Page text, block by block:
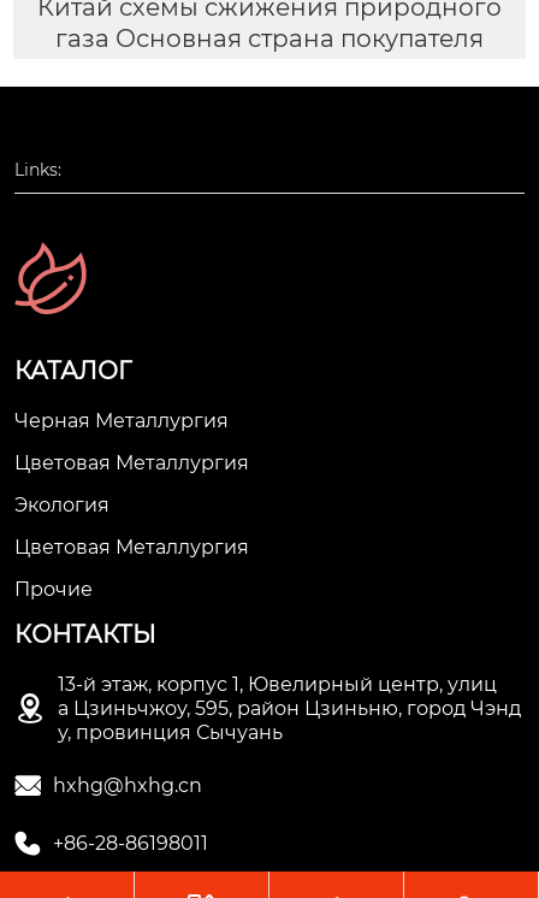
Китай схемы сжижения природного
газа Основная страна покупателя
Links:
КАТАЛОГ
Черная Металлургия
Цветовая Металлургия
Экология
Цветовая Металлургия
Прочие
КОНТАКТЫ

13-й этаж, корпус 1, Ювелирный центр, улиц
а Цзиньчжоу, 595, район Цзиньню, город Чэнд
у, провинция Сычуань
 hxhg@hxhg.cn
 +86-28-86198011